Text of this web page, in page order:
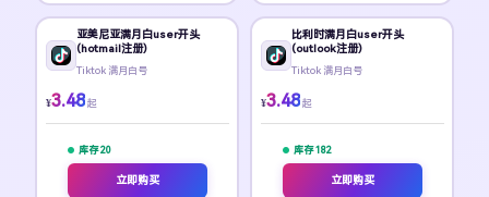
亚美尼亚满月白user开头
(hotmail注册)
Tiktok 满月白号
¥3.48 起
库存 20
立即购买
比利时满月白user开头
(outlook注册)
Tiktok 满月白号
¥3.48 起
库存 182
立即购买